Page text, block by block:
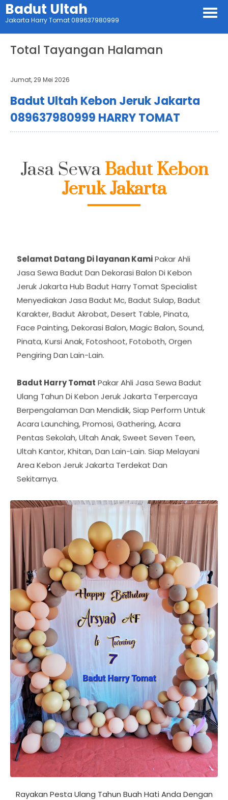
Badut Ultah
Jakarta Harry Tomat 089637980999
Total Tayangan Halaman
Jumat, 29 Mei 2026
Badut Ultah Kebon Jeruk Jakarta
089637980999 HARRY TOMAT
Jasa Sewa Badut Kebon
Jeruk Jakarta
Selamat Datang Di layanan KamiPakar Ahli
Jasa Sewa Badut Dan Dekorasi Balon Di Kebon
Jeruk Jakarta Hub Badut Harry Tomat Specialist
Menyediakan Jasa Badut Mc, Badut Sulap, Badut
Karakter, Badut Akrobat, Desert Table, Pinata,
Face Painting, Dekorasi Balon, Magic Balon, Sound,
Pinata, Kursi Anak, Fotoshoot, Fotoboth, Orgen
Pengiring Dan Lain-Lain.
Badut Harry Tomat Pakar Ahli Jasa Sewa Badut
Ulang Tahun Di Kebon Jeruk Jakarta Terpercaya
Berpengalaman Dan Mendidik, Siap Perform Untuk
Acara Launching, Promosi, Gathering, Acara
Pentas Sekolah, Ultah Anak, Sweet Seven Teen,
Ultah Kantor, Khitan, Dan Lain-Lain. Siap Melayani
Area Kebon Jeruk Jakarta Terdekat Dan
Sekitarnya.
Rayakan Pesta Ulang Tahun Buah Hati Anda Dengan